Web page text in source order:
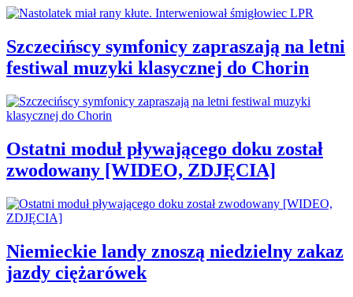
Szczecińscy symfonicy zapraszają na letni
festiwal muzyki klasycznej do Chorin
Ostatni moduł pływającego doku został
zwodowany [WIDEO, ZDJĘCIA]
Niemieckie landy znoszą niedzielny zakaz
jazdy ciężarówek